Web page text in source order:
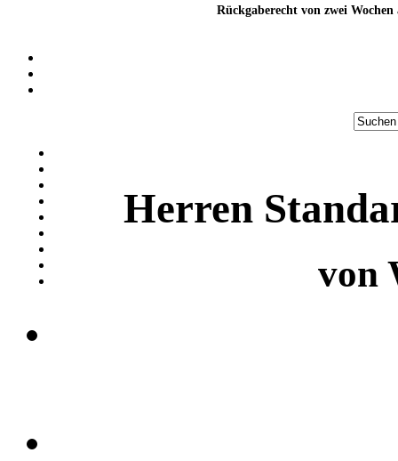
Rückgaberecht von zwei
Herren
von